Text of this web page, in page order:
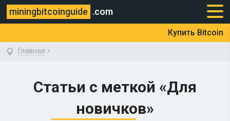
miningbitcoinguide .com
Купить Bitcoin
Главная ›
Статьи с меткой «Для
новичков»